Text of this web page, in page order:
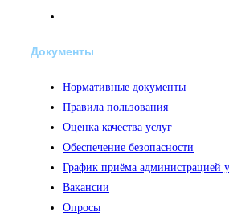
Документы
Нормативные документы
Правила пользования
Оценка качества услуг
Обеспечение безопасности
График приёма администрацией
Вакансии
Опросы